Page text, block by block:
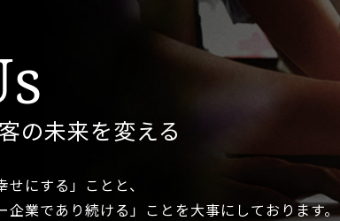
の未来を変える
せにする」ことと、
企業であり続ける」ことを大事に しております。